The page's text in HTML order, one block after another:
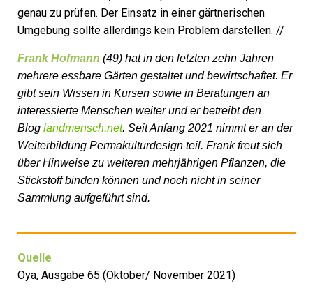
genau zu prüfen. Der Einsatz in einer gärtnerischen
Umgebung sollte allerdings kein Problem darstellen. //
Frank Hofmann (49) hat in den letzten zehn Jahren
mehrere essbare Gärten gestaltet und bewirtschaftet. Er
gibt sein Wissen in Kursen sowie in Beratungen an
interessierte Menschen weiter und er betreibt den
Blog landmensch.net. Seit Anfang 2021 nimmt er an der
Weiterbildung Permakulturdesign teil. Frank freut sich
über Hinweise zu weiteren mehrjährigen Pflanzen, die
Stickstoff binden können und noch nicht in seiner
Sammlung aufgeführt sind.
Quelle
Oya, Ausgabe 65 (Oktober/ November 2021)